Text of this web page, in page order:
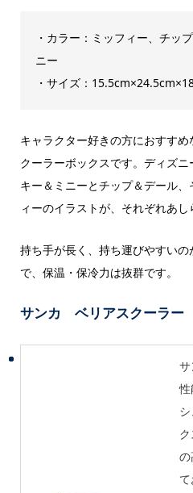
・カラー：ミッフィー、チッ
ニー
・サイズ：
キャラクター好きの方におすす
クーラーボックスです。ディズ
キー＆ミニーとチップ＆デール
ィーのイラストが、それぞれあし
持ち手が長く、持ち運びやすい
で、保温・保冷力は抜群です。
サンカ ベリアスクーラー
性